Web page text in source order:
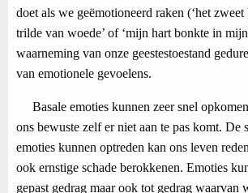
doet als we geëmotioneerd raken (‘het
trilde van woede’ of ‘mijn hart bonkte in
waarneming van onze geestestoestand
van emotionele gevoelens.
Basale emoties kunnen zeer snel
ons bewuste zelf er niet aan te pas komt. De
emoties kunnen optreden kan ons leven
ook ernstige schade berokkenen. Emoties
gepast gedrag maar ook tot gedrag waarvan